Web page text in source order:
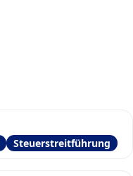
Steuerstreitführung